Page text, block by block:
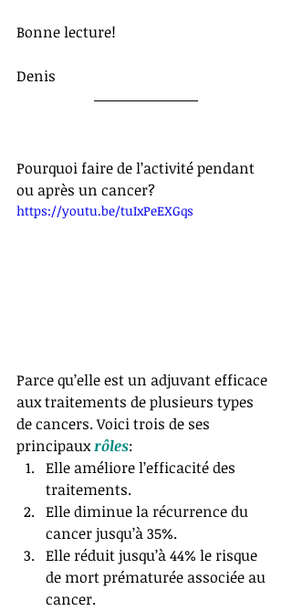
Bonne lecture!
Denis
Pourquoi faire de l’activité pendant
ou après un cancer?
https://youtu.be/tuIxPeEXGqs
Parce qu’elle est un adjuvant efficace
aux traitements de plusieurs types
de cancers. Voici trois de ses
principaux rôles:
Elle améliore l’efficacité des
traitements.
Elle diminue la récurrence du
cancer jusqu’à 35%.
Elle réduit jusqu’à 44% le risque
de mort prématurée associée au
cancer.